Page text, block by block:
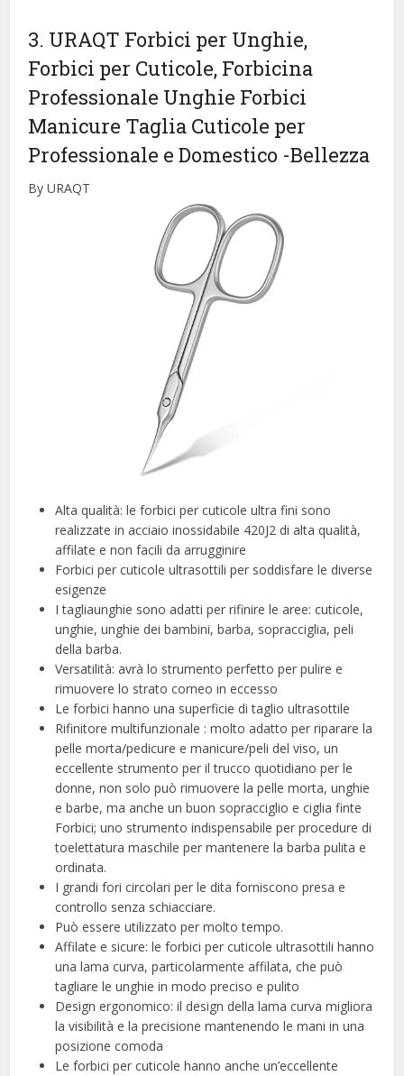
3. URAQT Forbici per Unghie,
Forbici per Cuticole, Forbicina
Professionale Unghie Forbici
Manicure Taglia Cuticole per
Professionale e Domestico -Bellezza
By URAQT
Alta qualità: le forbici per cuticole ultra fini sono
realizzate in acciaio inossidabile 420J2 di alta qualità,
affilate e non facili da arrugginire
Forbici per cuticole ultrasottili per soddisfare le diverse
esigenze
I tagliaunghie sono adatti per rifinire le aree: cuticole,
unghie, unghie dei bambini, barba, sopracciglia, peli
della barba.
Versatilità: avrà lo strumento perfetto per pulire e
rimuovere lo strato corneo in eccesso
Le forbici hanno una superficie di taglio ultrasottile
Rifinitore multifunzionale : molto adatto per riparare la
pelle morta/pedicure e manicure/peli del viso, un
eccellente strumento per il trucco quotidiano per le
donne, non solo può rimuovere la pelle morta, unghie
e barbe, ma anche un buon sopracciglio e ciglia finte
Forbici; uno strumento indispensabile per procedure di
toelettatura maschile per mantenere la barba pulita e
ordinata.
I grandi fori circolari per le dita forniscono presa e
controllo senza schiacciare.
Può essere utilizzato per molto tempo.
Affilate e sicure: le forbici per cuticole ultrasottili hanno
una lama curva, particolarmente affilata, che può
tagliare le unghie in modo preciso e pulito
Design ergonomico: il design della lama curva migliora
la visibilità e la precisione mantenendo le mani in una
posizione comoda
Le forbici per cuticole hanno anche un’eccellente